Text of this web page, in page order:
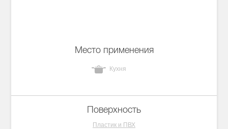
Место применения
Кухня
Поверхность
Пластик и ПВХ